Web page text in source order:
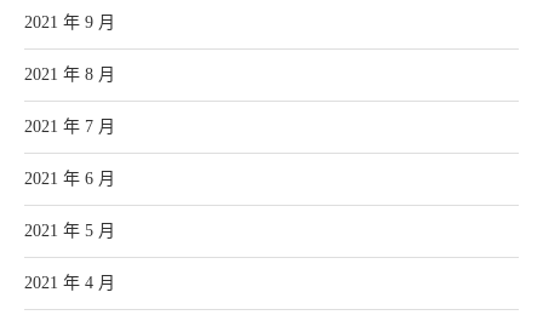
2021 年 9 月
2021 年 8 月
2021 年 7 月
2021 年 6 月
2021 年 5 月
2021 年 4 月